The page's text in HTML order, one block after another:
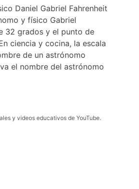
Daniel Gabriel Fahrenheit
y físico Gabriel
32 grados y el punto de
ciencia y cocina, la escala
de un astrónomo
el nombre del astrónomo
y videos educativos de YouTube.